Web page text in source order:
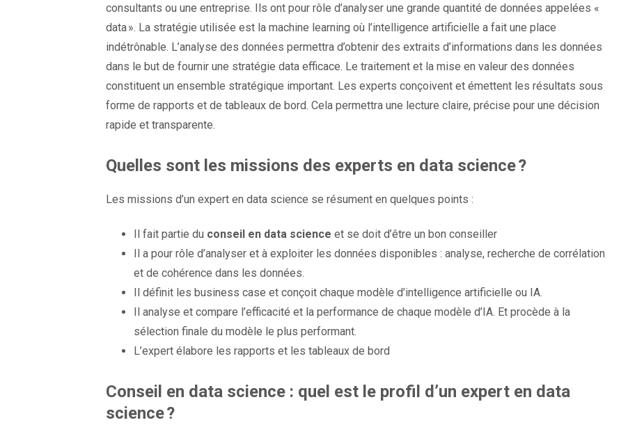
consultants ou une entreprise. Ils ont pour rôle d’analyser une grande quantité de données appelées «
data ». La stratégie utilisée est la machine learning où l’intelligence artificielle a fait une place
indétrônable. L’analyse des données permettra d’obtenir des extraits d’informations dans les données
dans le but de fournir une stratégie data efficace. Le traitement et la mise en valeur des données
constituent un ensemble stratégique important. Les experts conçoivent et émettent les résultats sous
forme de rapports et de tableaux de bord. Cela permettra une lecture claire, précise pour une décision
rapide et transparente.
Quelles sont les missions des experts en data science ?
Les missions d’un expert en data science se résument en quelques points :
Il fait partie du conseil en data science et se doit d’être un bon conseiller
Il a pour rôle d’analyser et à exploiter les données disponibles : analyse, recherche de corrélation
et de cohérence dans les données.
Il définit les business case et conçoit chaque modèle d’intelligence artificielle ou IA.
Il analyse et compare l’efficacité et la performance de chaque modèle d’IA. Et procède à la
sélection finale du modèle le plus performant.
L’expert élabore les rapports et les tableaux de bord
Conseil en data science : quel est le profil d’un expert en data
science ?